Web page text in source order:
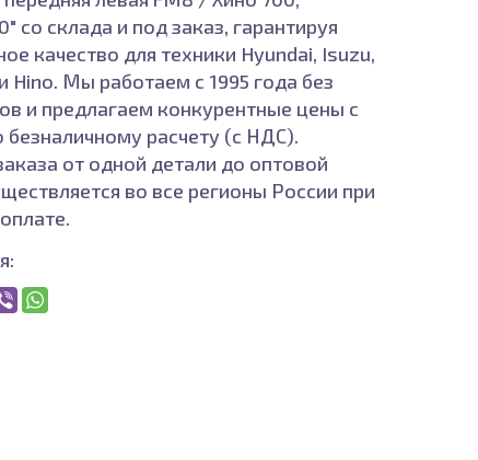
со склада и под заказ, гарантируя
качество для техники Hyundai, Isuzu,
Hino. Мы работаем с 1995 года без
и предлагаем конкурентные цены с
безналичному расчету (с НДС).
от одной детали до оптовой
во все регионы России при